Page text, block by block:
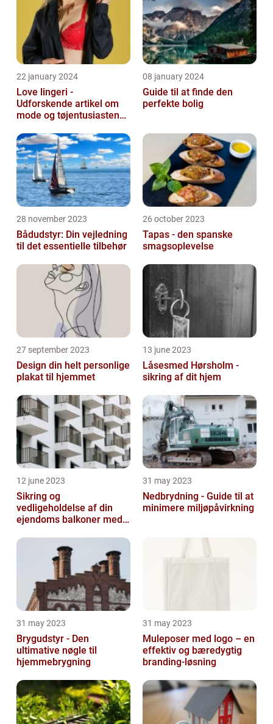
22 january 2024
Love lingeri -
Udforskende artikel om
mode og tøjentusiastens
08 january 2024
Guide til at finde den
perfekte bolig
28 november 2023
Bådudstyr: Din vejledning
til det essentielle tilbehør
26 october 2023
Tapas - den spanske
smagsoplevelse
27 september 2023
Design din helt personlige
plakat til hjemmet
13 june 2023
Låsesmed Hørsholm -
sikring af dit hjem
12 june 2023
Sikring og
vedligeholdelse af din
ejendoms balkoner med
31 may 2023
Nedbrydning - Guide til at
minimere miljøpåvirkning
31 may 2023
Brygudstyr - Den
ultimative nøgle til
hjemmebrygning
31 may 2023
Muleposer med logo – en
effektiv og bæredygtig
branding-løsning